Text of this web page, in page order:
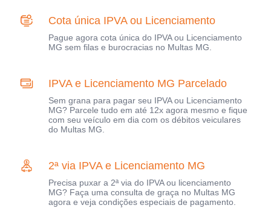
Cota única IPVA ou Licenciamento
Pague agora cota única do IPVA ou Licenciamento
MG sem filas e burocracias no Multas MG.
IPVA e Licenciamento MG Parcelado
Sem grana para pagar seu IPVA ou Licenciamento
MG? Parcele tudo em até 12x agora mesmo e fique
com seu veículo em dia com os débitos veiculares
do Multas MG.
2ª via IPVA e Licenciamento MG
Precisa puxar a 2ª via do IPVA ou licenciamento
MG? Faça uma consulta de graça no Multas MG
agora e veja condições especiais de pagamento.